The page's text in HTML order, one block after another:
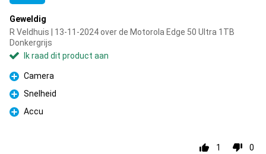
Geweldig
R Veldhuis | 13-11-2024 over de Motorola Edge 50 Ultra 1TB
Donkergrijs
Ik raad dit product aan
Pluspunt
Camera
Pluspunt
Snelheid
Pluspunt
Accu
1 0